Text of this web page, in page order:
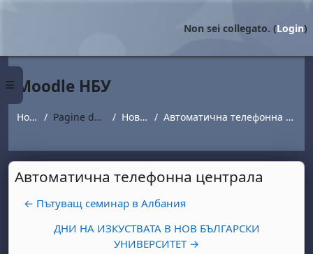
Pannello laterale
Non sei collegato. (Login)
Moodle НБУ
Home Pagine del sito Новини Автоматична телефонна централа
Автоматична телефонна централа
← Пътуващ семинар в Албания
ДНИ НА ИЗКУСТВАТА В НОВ БЪЛГАРСКИ
УНИВЕРСИТЕТ →